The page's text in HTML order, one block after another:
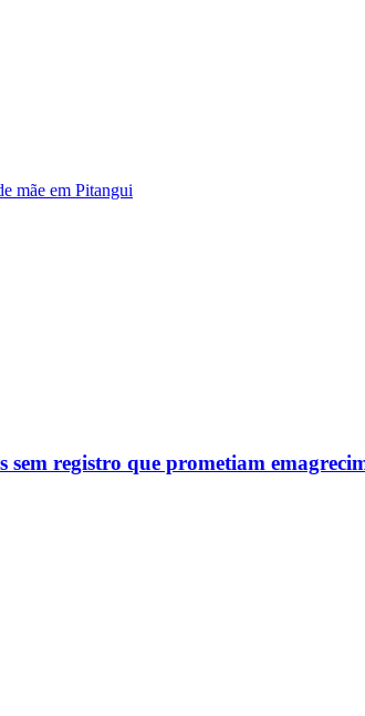
mãe em Pitangui
registro que prometiam